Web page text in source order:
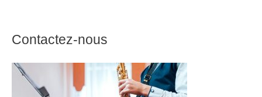
Contactez-nous